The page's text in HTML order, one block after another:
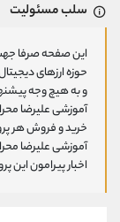
سلب مسئولیت
این صفحه صرفا
حوزه ارزهای
و به هیچ وجه
آموزشی علیرضا
خرید و فروش هر
آموزشی علیرضا
اخبار پیرامون این